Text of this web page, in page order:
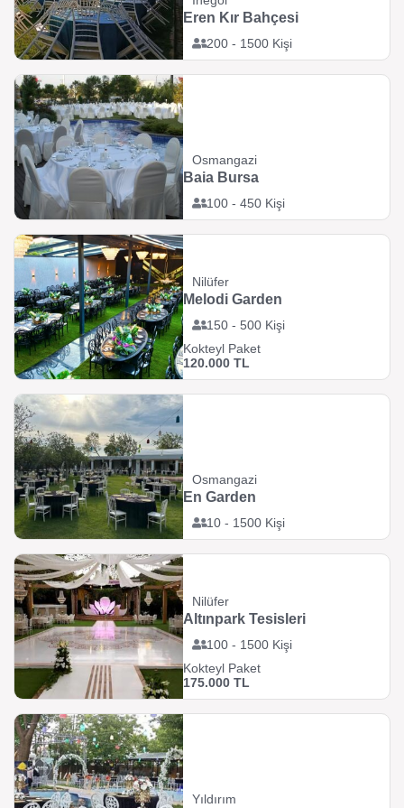
200 - 1500 Kişi
Eren Kır Bahçesi
Osmangazi
100 - 450 Kişi
Baia Bursa
Nilüfer
150 - 500 Kişi
Melodi Garden
Kokteyl Paket
120.000 TL
Osmangazi
10 - 1500 Kişi
En Garden
Nilüfer
100 - 1500 Kişi
Altınpark Tesisleri
Kokteyl Paket
175.000 TL
Yıldırım